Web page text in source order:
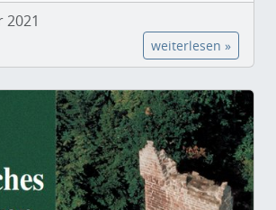
2021
weiterlesen »